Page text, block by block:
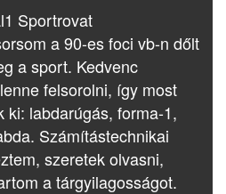
Sportrovat
a 90-es foci vb-n dőlt
a sport. Kedvenc
felsorolni, így most
ki: labdarúgás, forma-1,
Számítástechnikai
szeretek olvasni,
a tárgyilagosságot.